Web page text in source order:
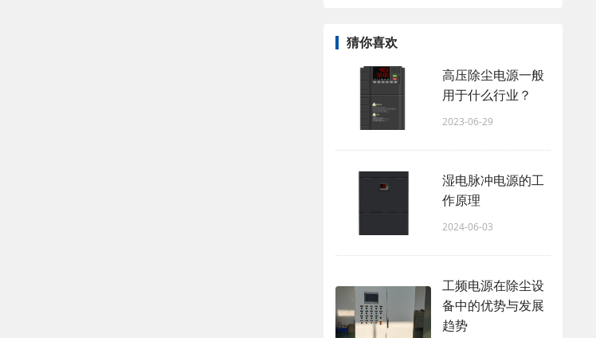
猜你喜欢
高压除尘电源一般
用于什么行业？
2023-06-29
湿电脉冲电源的工
作原理
2024-06-03
工频电源在除尘设
备中的优势与发展
趋势